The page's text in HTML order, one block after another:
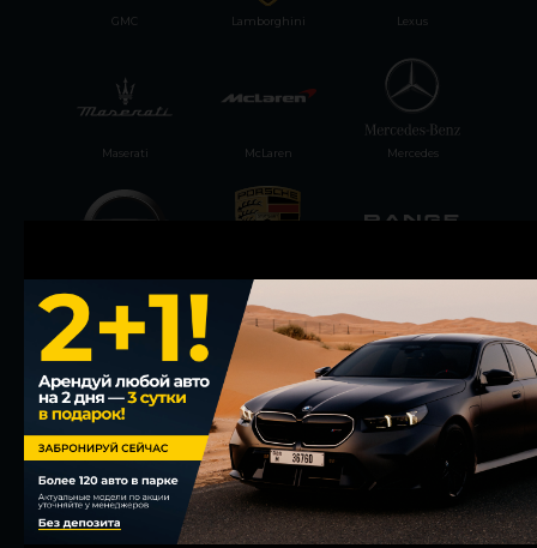
Zeekr
GMC
Porsche
Tesla
Rolls-Royce
Mercedes
McLaren
Maserati
Lexus
Lamborghini